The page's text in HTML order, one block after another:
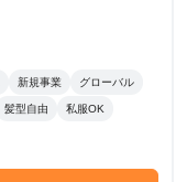
新規事業 グローバル
髪型自由 私服OK